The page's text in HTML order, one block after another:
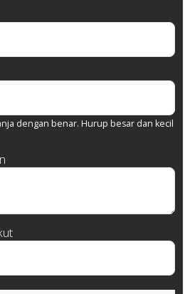
dengan benar. Hurup besar dan kecil